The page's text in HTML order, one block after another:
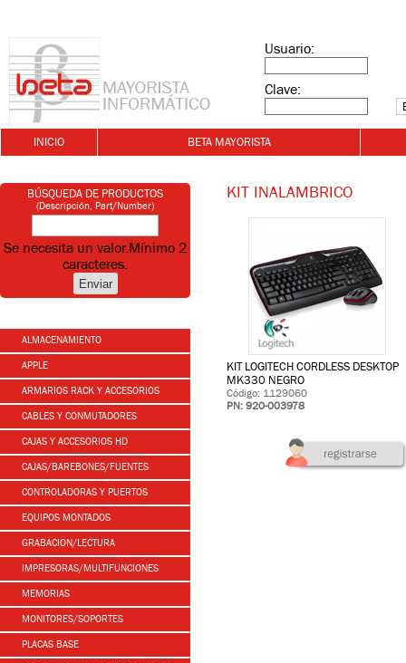
Usuario:
Clave:
INICIO BETA MAYORISTA
BÚSQUEDA DE PRODUCTOS
(Descripción, Part/Number)
Se necesita un valor.Mínimo 2
caracteres.
ALMACENAMIENTO
APPLE
ARMARIOS RACK Y ACCESORIOS
CABLES Y CONMUTADORES
CAJAS Y ACCESORIOS HD
CAJAS/BAREBONES/FUENTES
CONTROLADORAS Y PUERTOS
EQUIPOS MONTADOS
GRABACION/LECTURA
IMPRESORAS/MULTIFUNCIONES
MEMORIAS
MONITORES/SOPORTES
PLACAS BASE
KIT INALAMBRICO
KIT LOGITECH CORDLESS DESKTOP
MK330 NEGRO
Código: 1129060
PN: 920-003978